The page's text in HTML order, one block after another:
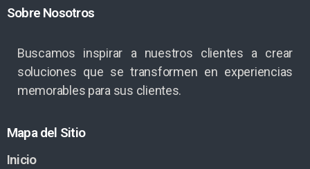
Sobre Nosotros
Buscamos inspirar a nuestros clientes a crear
soluciones que se transformen en experiencias
memorables para sus clientes.
Mapa del Sitio
Inicio